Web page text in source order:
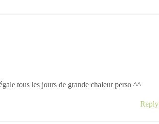
tous les jours de grande chaleur perso ^^
Reply